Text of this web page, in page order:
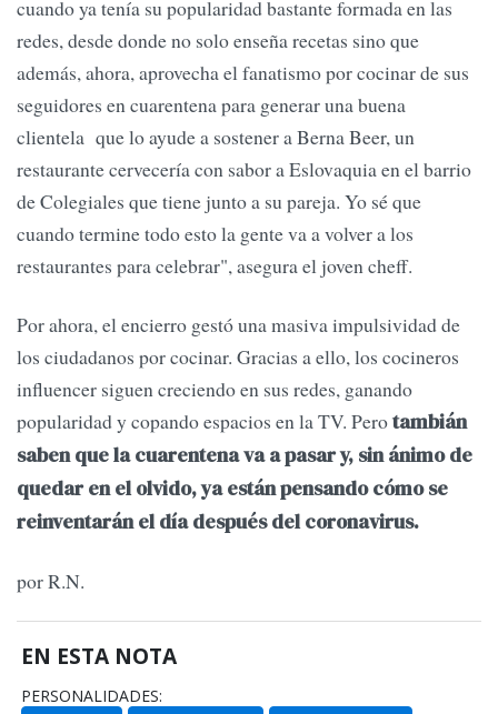
cuando ya tenía su popularidad bastante formada en las
redes, desde donde no solo enseña recetas sino que
además, ahora, aprovecha el fanatismo por cocinar de sus
seguidores en cuarentena para generar una buena
clientela que lo ayude a sostener a Berna Beer, un
restaurante cervecería con sabor a Eslovaquia en el barrio
de Colegiales que tiene junto a su pareja. Yo sé que
cuando termine todo esto la gente va a volver a los
restaurantes para celebrar", asegura el joven cheff.
Por ahora, el encierro gestó una masiva impulsividad de
los ciudadanos por cocinar. Gracias a ello, los cocineros
influencer siguen creciendo en sus redes, ganando
popularidad y copando espacios en la TV. Perotambián
saben que la cuarentena va a pasar y, sin ánimo de
quedar en el olvido, ya están pensando cómo se
reinventarán el día después del coronavirus.
por R.N.
EN ESTA NOTA
PERSONALIDADES: